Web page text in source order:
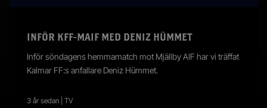
INFÖR KFF-MAIF MED DENIZ HÜMMET
Inför söndagens hemmamatch mot Mjällby AIF har vi träffat
Kalmar FF:s anfallare Deniz Hümmet.
3 år sedan | TV